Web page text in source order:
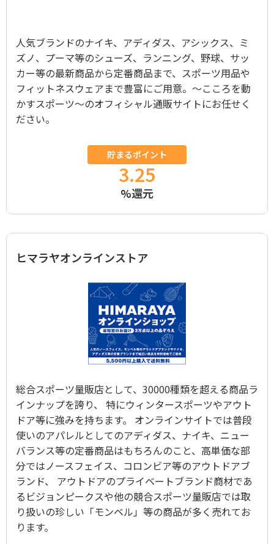
人気ブランドのナイキ、アディダス、アシックス、ミ
ズノ、プーマ等のシューズ、ランニング、野球、サッ
カー等の最新商品から定番商品まで、スポーツ用品や
フィットネスウェアまで豊富にご用意。～こころを動
かすスポーツ～のオフィシャル通販サイトにお任せく
ださい。
貯まるポイント
3.25
%還元
ヒマラヤオンラインストア
総合スポーツ量販店として、30000種類を超える商品ラ
インナップを誇り、 特にウィンタースポーツやアウト
ドア等に強みを持ちます。 オンラインサイトでは普段
使いのアパレルとしてのアディダス、ナイキ、ニュー
バランス等の定番商品はもちろんのこと、高単価な部
分ではノースフェイス、コロンビア等のアウトドアブ
ランド、 アウトドアのプライベートブランド商材であ
るビジョンピークスや他の競合スポーツ量販店では取
り扱いの珍しい「モンベル」等の商品が多く売れてお
ります。